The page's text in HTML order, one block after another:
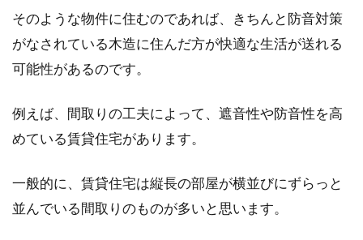
そのような物件に住むのであれば、きちんと防音対策
がなされている木造に住んだ方が快適な生活が送れる
可能性があるのです。
例えば、間取りの工夫によって、遮音性や防音性を高
めている賃貸住宅があります。
一般的に、賃貸住宅は縦長の部屋が横並びにずらっと
並んでいる間取りのものが多いと思います。